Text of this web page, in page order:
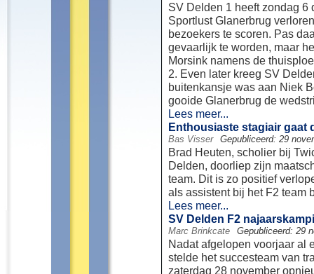
SV Delden 1 heeft zondag 6
Sportlust Glanerbrug
bezoekers te scoren. Pas
gevaarlijk te worden, maar
Morsink namens de
2. Even later kreeg SV
buitenkansje was aan Niek
gooide Glanerbrug de
Lees meer...
Enthousiaste stagiair gaat
Bas Visser Gepubliceerd: 29
Brad Heuten, scholier bij
Delden, doorliep zijn
team. Dit is zo positief
als assistent bij het F2 team
Lees meer...
SV Delden F2
Marc Brinkcate Gepubliceerd: 29
Nadat afgelopen voorjaar al
stelde het succesteam van
zaterdag 28 november